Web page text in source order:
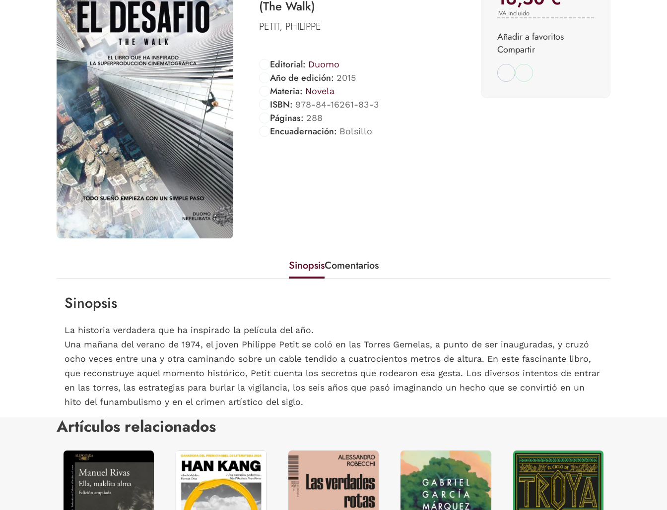
(The Walk)
PETIT, PHILIPPE
Editorial: Duomo
Año de edición: 2015
Materia: Novela
ISBN: 978-84-16261-83-3
Páginas: 288
Encuadernación: Bolsillo
IVA incluido
Añadir a favoritos
Compartir
SinopsisComentarios
Sinopsis
La historia verdadera que ha inspirado la película del año.
Una mañana del verano de 1974, el joven Philippe Petit se coló en las Torres Gemelas, a punto de ser inauguradas, y cruzó
ocho veces entre una y otra caminando sobre un cable tendido a cuatrocientos metros de altura. En este fascinante libro,
que reconstruye aquel momento histórico, Petit cuenta los secretos que rodearon esa gesta. Los diversos intentos de entrar
en las torres, las estrategias para burlar la vigilancia, los seis años que pasó imaginando un hecho que se convirtió en un
hito del funambulismo y en el crimen artístico del siglo.
Artículos relacionados